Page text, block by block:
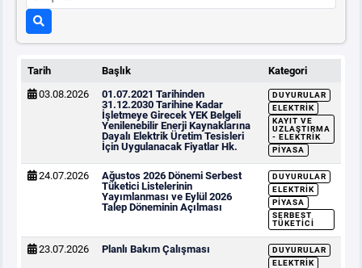
Tarih Başlık
Kategori
03.08.2026
01.07.2021 Tarihinden
31.12.2030 Tarihine Kadar
İşletmeye Girecek YEK Belgeli
Yenilenebilir Enerji Kaynaklarına
Dayalı Elektrik Üretim Tesisleri
İçin Uygulanacak Fiyatlar Hk.
DUYURULAR
ELEKTRIK
KAYIT VE
UZLAŞTIRMA
- ELEKTRIK
PIYASA
24.07.2026
Ağustos 2026 Dönemi Serbest
Tüketici Listelerinin
Yayımlanması ve Eylül 2026
Talep Döneminin Açılması
DUYURULAR
ELEKTRIK
PIYASA
SERBEST
TÜKETICI
23.07.2026 Planlı Bakım Çalışması
DUYURULAR
ELEKTRIK